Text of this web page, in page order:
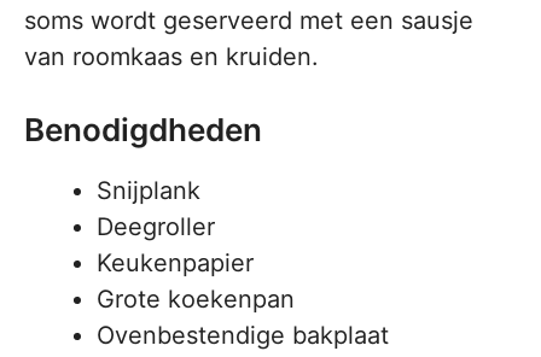
soms wordt geserveerd met een sausje
van roomkaas en kruiden.
Benodigdheden
Snijplank
Deegroller
Keukenpapier
Grote koekenpan
Ovenbestendige bakplaat